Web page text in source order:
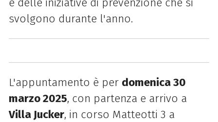
svolgono durante l'anno.
L'appuntamento è per domenica 30
marzo 2025, con partenza e arrivo a
Villa Jucker, in corso Matteotti 3 a